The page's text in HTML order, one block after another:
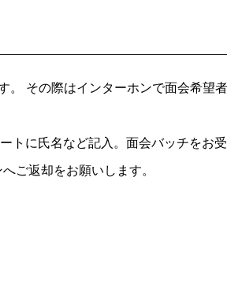
その際はインターホンで面会希望
トに氏名など記入。面会バッチをお
ご返却をお願いします。